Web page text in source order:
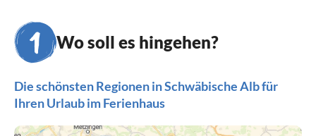
Wo soll es hingehen?
Die schönsten Regionen in Schwäbische Alb für
Ihren Urlaub im Ferienhaus